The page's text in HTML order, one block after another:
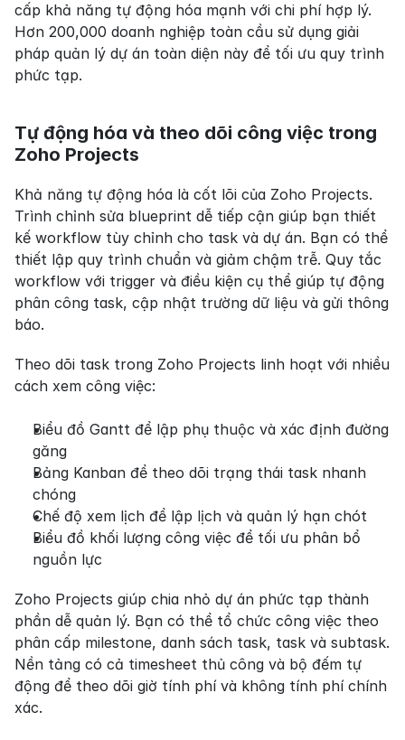
cấp khả năng tự động hóa mạnh với chi phí hợp lý.
Hơn 200,000 doanh nghiệp toàn cầu sử dụng giải
pháp quản lý dự án toàn diện này để tối ưu quy trình
phức tạp.
Tự động hóa và theo dõi công việc trong
Zoho Projects
Khả năng tự động hóa là cốt lõi của Zoho Projects.
Trình chỉnh sửa blueprint dễ tiếp cận giúp bạn thiết
kế workflow tùy chỉnh cho task và dự án. Bạn có thể
thiết lập quy trình chuẩn và giảm chậm trễ. Quy tắc
workflow với trigger và điều kiện cụ thể giúp tự động
phân công task, cập nhật trường dữ liệu và gửi thông
báo.
Theo dõi task trong Zoho Projects linh hoạt với nhiều
cách xem công việc:
Biểu đồ Gantt để lập phụ thuộc và xác định đường
găng
Bảng Kanban để theo dõi trạng thái task nhanh
chóng
Chế độ xem lịch để lập lịch và quản lý hạn chót
Biểu đồ khối lượng công việc để tối ưu phân bổ
nguồn lực
Zoho Projects giúp chia nhỏ dự án phức tạp thành
phần dễ quản lý. Bạn có thể tổ chức công việc theo
phân cấp milestone, danh sách task, task và subtask.
Nền tảng có cả timesheet thủ công và bộ đếm tự
động để theo dõi giờ tính phí và không tính phí chính
xác.